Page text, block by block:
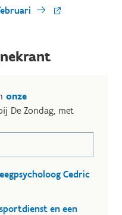
onze
De Zondag, met
Cedric
en een